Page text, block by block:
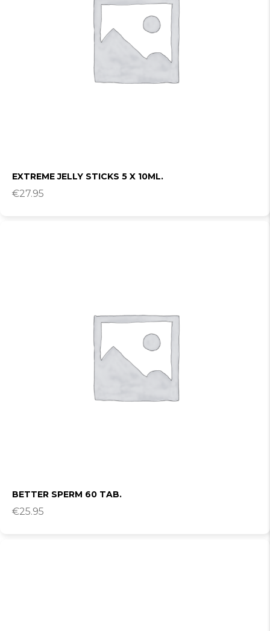
EXTREME JELLY STICKS 5 X 10ML.
€27.95
BETTER SPERM 60 TAB.
€25.95